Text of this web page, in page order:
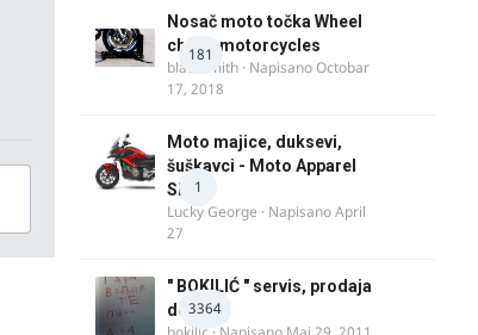
181
Nosač moto točka Wheel
chock motorcycles
blacksmith · NapisanoOctobar
17, 2018
1
Moto majice, duksevi,
šuškavci - Moto Apparel
SRB
Lucky George · NapisanoApril
27
3364
" BOKILIĆ " servis, prodaja
delova